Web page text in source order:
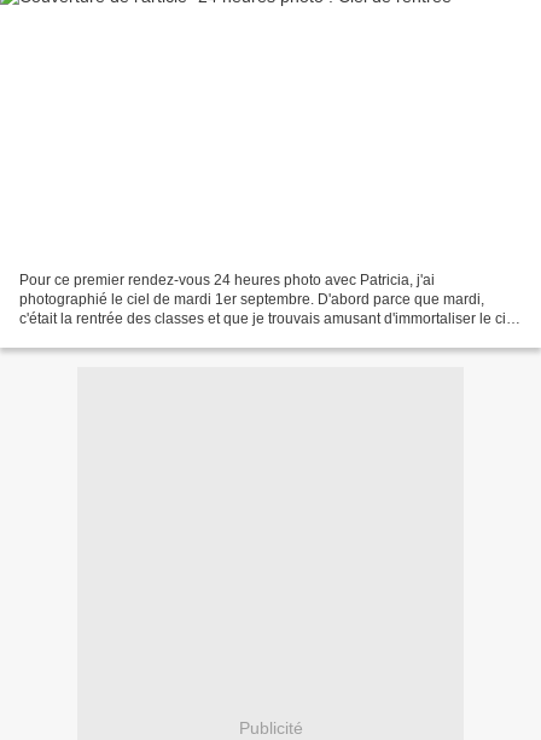
Pour ce premier rendez-vous 24 heures photo avec Patricia, j'ai
photographié le ciel de mardi 1er septembre. D'abord parce que mardi,
c'était la rentrée des classes et que je trouvais amusant d'immortaliser le ciel
Publicité